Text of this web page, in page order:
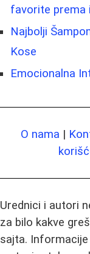
favorite prema
Najbolji
Kose
Emocionalna
O nama |
Urednici i autori
za bilo kakve
sajta.